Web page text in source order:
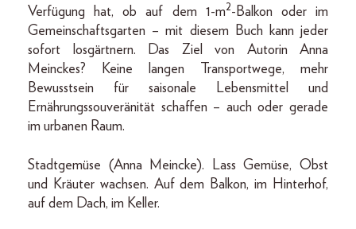
Verfügung hat, ob auf dem 1-m2-Balkon oder im
Gemeinschaftsgarten – mit diesem Buch kann jeder
sofort losgärtnern. Das Ziel von Autorin Anna
Meinckes? Keine langen Transportwege, mehr
Bewusstsein für saisonale Lebensmittel und
Ernährungssouveränität schaffen – auch oder gerade
im urbanen Raum.
Stadtgemüse (Anna Meincke). Lass Gemüse, Obst
und Kräuter wachsen. Auf dem Balkon, im Hinterhof,
auf dem Dach, im Keller.